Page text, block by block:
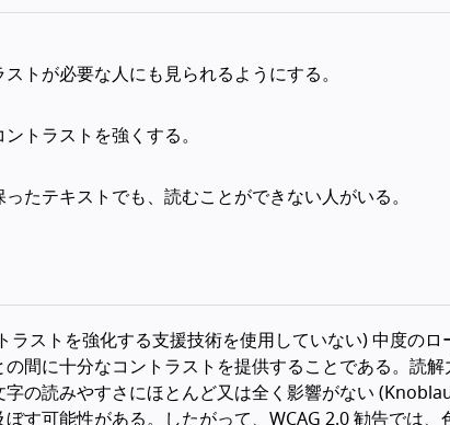
トが必要な人にも見られるようにする。
トラストを強くする。
たテキストでも、読むことができない人がいる。
ラストを強化する支援技術を使用していない) 中度の
間に十分なコントラストを提供することである。読
字の読みやすさにほとんど又は全く影響がない
す可能性がある。したがって、WCAG 2.0 勧告では